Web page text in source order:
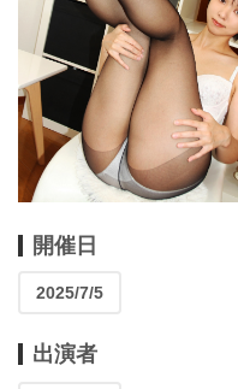
開催日
2025/7/5
出演者